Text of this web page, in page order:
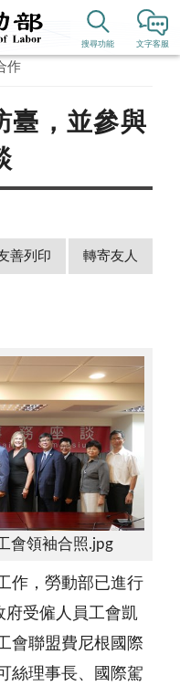
文字客服
搜尋功能
、國際事務
作
臺，並參與
善列印 轉寄友人
會領袖合照.jpg
作，勞動部已進行
府受僱人員工會凱
會聯盟費尼根國際
絲理事長、國際駕